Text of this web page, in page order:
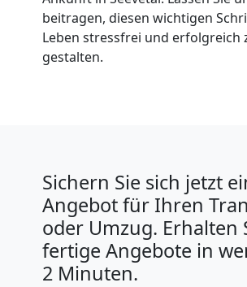
beitragen, diesen wichtigen
Leben stressfrei und erfolgreich
gestalten.
Sichern Sie sich jetzt
Angebot für Ihren
oder Umzug. Erhalten
fertige Angebote in
2 Minuten.